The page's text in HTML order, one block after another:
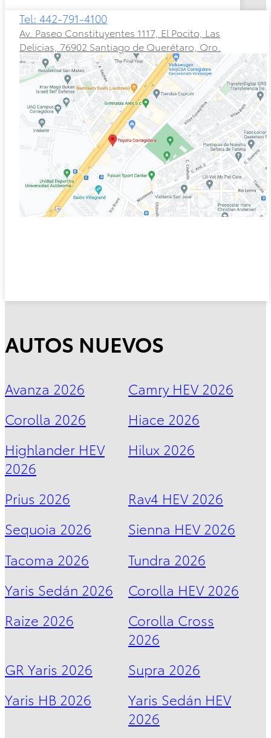
Prius
2026
DESDE
$514,700
HEV
2026
DESDE
$650,300
Sequoia
2026
$1,735,000
Sienna
HEV
2026
$1,007,600
PROMOCIÓN
Tel: 442-791-4100
Av. Paseo Constituyentes 1117, El Pocito, Las
Delicias, 76902 Santiago de Querétaro, Qro.
AUTOS NUEVOS
Avanza 2026
Camry HEV 2026
Corolla 2026
Hiace 2026
Highlander HEV
2026
Hilux 2026
Prius 2026
Rav4 HEV 2026
Sequoia 2026
Sienna HEV 2026
Tacoma 2026
Tundra 2026
Yaris Sedán 2026
Corolla HEV 2026
Raize 2026
Corolla Cross
2026
GR Yaris 2026
Supra 2026
Yaris HB 2026
Yaris Sedán HEV
2026